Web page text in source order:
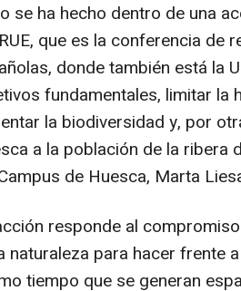
se ha hecho dentro de una
que es la conferencia
donde también está la
fundamentales, limitar la
la biodiversidad y, por
a la población de la ribera
de Huesca, Marta
responde al
naturaleza para hacer frente
tiempo que se generan